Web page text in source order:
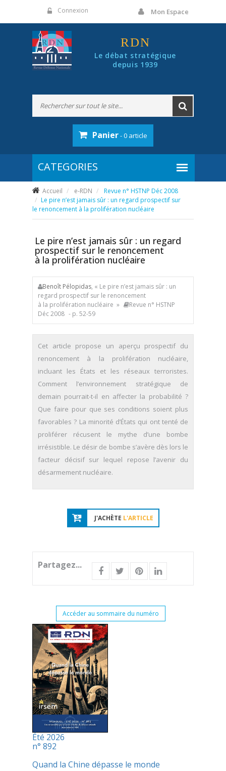
Connexion Mon Espace
RDN
Le débat stratégique
depuis 1939
Panier- 0 article
Accueil e-RDN
Revue n° HSTNP Déc 2008
Le pire n’est jamais sûr : un regard prospectif sur
le renoncement à la prolifération nucléaire
Le pire n’est jamais sûr : un regard
prospectif sur le renoncement
à la prolifération nucléaire
Benoît Pélopidas, « Le pire n’est jamais sûr : un
regard prospectif sur le renoncement
à la prolifération nucléaire »
Revue n° HSTNP
Déc 2008 - p. 52-59
Cet article propose un aperçu prospectif du
renoncement à la prolifération nucléaire,
incluant les États et les réseaux terroristes.
Comment l’environnement stratégique de
demain pourrait-t-il en affecter la probabilité ?
Que faire pour que ses conditions soient plus
favorables ? La minorité d’États qui ont tenté de
proliférer récusent le mythe d’une bombe
irrésistible. Le désir de bombe s’avère dès lors le
facteur décisif sur lequel repose l’avenir du
désarmement nucléaire.
J'ACHÈTE L'ARTICLE
Partagez...
Accéder au sommaire du numéro
Été 2026
n° 892
Quand la Chine dépasse le monde